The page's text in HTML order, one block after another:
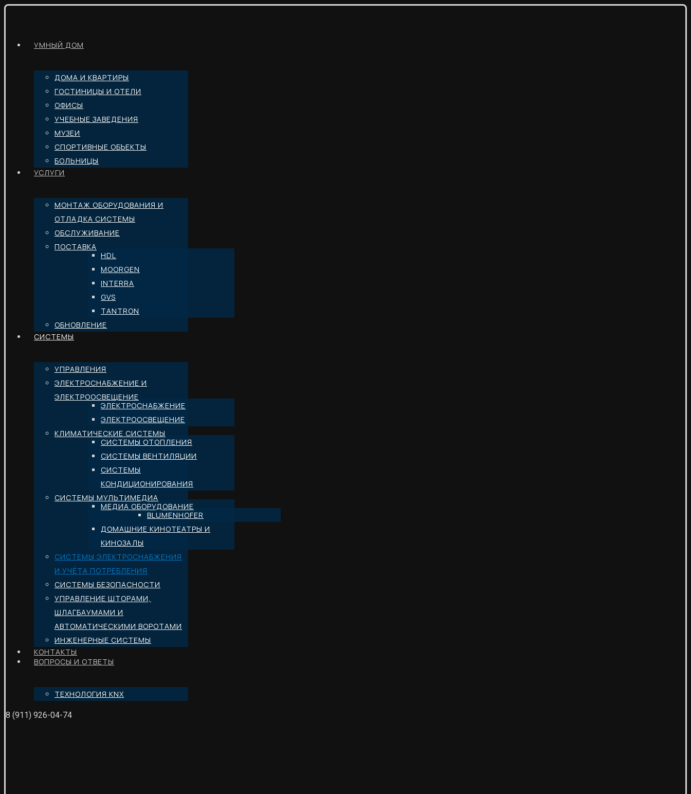
УМНЫЙ ДОМ
ДОМА И КВАРТИРЫ
ГОСТИНИЦЫ И ОТЕЛИ
ОФИСЫ
УЧЕБНЫЕ ЗАВЕДЕНИЯ
МУЗЕИ
СПОРТИВНЫЕ ОБЪЕКТЫ
БОЛЬНИЦЫ
УСЛУГИ
МОНТАЖ ОБОРУДОВАНИЯ И
ОТЛАДКА СИСТЕМЫ
ОБСЛУЖИВАНИЕ
ПОСТАВКА
HDL
MOORGEN
INTERRA
GVS
TANTRON
ОБНОВЛЕНИЕ
СИСТЕМЫ
УПРАВЛЕНИЯ
ЭЛЕКТРОСНАБЖЕНИЕ И
ЭЛЕКТРООСВЕЩЕНИЕ
ЭЛЕКТРОСНАБЖЕНИЕ
ЭЛЕКТРООСВЕЩЕНИЕ
КЛИМАТИЧЕСКИЕ СИСТЕМЫ
СИСТЕМЫ ОТОПЛЕНИЯ
СИСТЕМЫ ВЕНТИЛЯЦИИ
СИСТЕМЫ
КОНДИЦИОНИРОВАНИЯ
СИСТЕМЫ МУЛЬТИМЕДИА
МЕДИА ОБОРУДОВАНИЕ
BLUMENHOFER
ДОМАШНИЕ КИНОТЕАТРЫ И
КИНОЗАЛЫ
СИСТЕМЫ ЭЛЕКТРОСНАБЖЕНИЯ
И УЧЁТА ПОТРЕБЛЕНИЯ
СИСТЕМЫ БЕЗОПАСНОСТИ
УПРАВЛЕНИЕ ШТОРАМИ,
ШЛАГБАУМАМИ И
АВТОМАТИЧЕСКИМИ ВОРОТАМИ
ИНЖЕНЕРНЫЕ СИСТЕМЫ
КОНТАКТЫ
ВОПРОСЫ И ОТВЕТЫ
ТЕХНОЛОГИЯ KNX
8 (911) 926-04-74